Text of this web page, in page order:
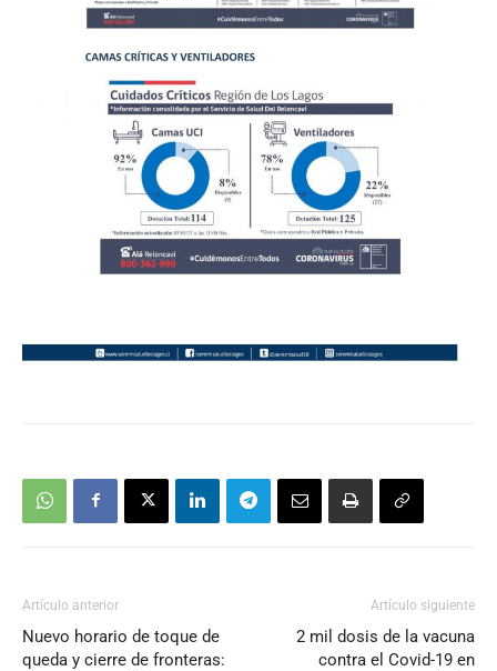
Artículo anterior
Nuevo horario de toque de
queda y cierre de fronteras:
Artículo siguiente
2 mil dosis de la vacuna
contra el Covid-19 en